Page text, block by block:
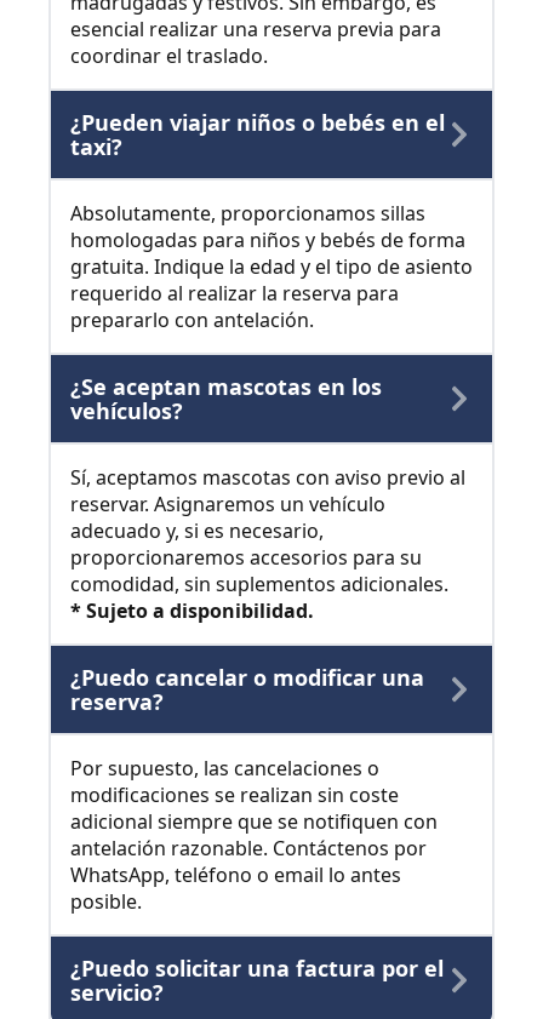
esencial realizar una reserva previa para
coordinar el traslado.
¿Pueden viajar niños o bebés en el
taxi?
Absolutamente, proporcionamos sillas
homologadas para niños y bebés de forma
gratuita. Indique la edad y el tipo de asiento
requerido al realizar la reserva para
prepararlo con antelación.
¿Se aceptan mascotas en los
vehículos?
Sí, aceptamos mascotas con aviso previo al
reservar. Asignaremos un vehículo
adecuado y, si es necesario,
proporcionaremos accesorios para su
comodidad, sin suplementos adicionales.
* Sujeto a disponibilidad.
¿Puedo cancelar o modificar una
reserva?
Por supuesto, las cancelaciones o
modificaciones se realizan sin coste
adicional siempre que se notifiquen con
antelación razonable. Contáctenos por
WhatsApp, teléfono o email lo antes
posible.
¿Puedo solicitar una factura por el
servicio?